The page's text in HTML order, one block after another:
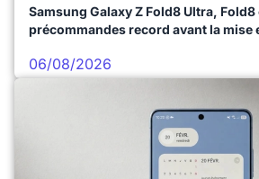
Samsung Galaxy Z Fold8 Ultra, Fold8
précommandes record avant la mise
06/08/2026